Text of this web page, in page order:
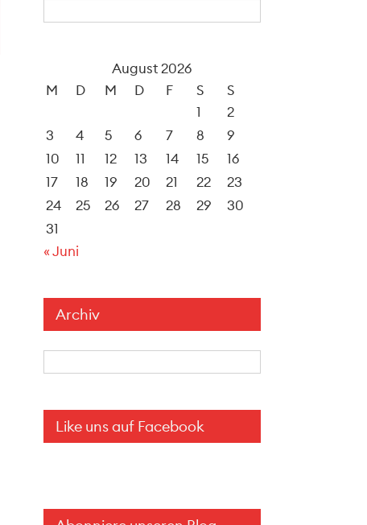
August 2026
M
D M D F S
S
1
2
3
4 5 6 7 8
9
10
11 12 13 14 15
16
17
18 19 20 21 22
23
24
25 26 27 28 29
30
31
« Juni
Archiv
Like uns auf Facebook